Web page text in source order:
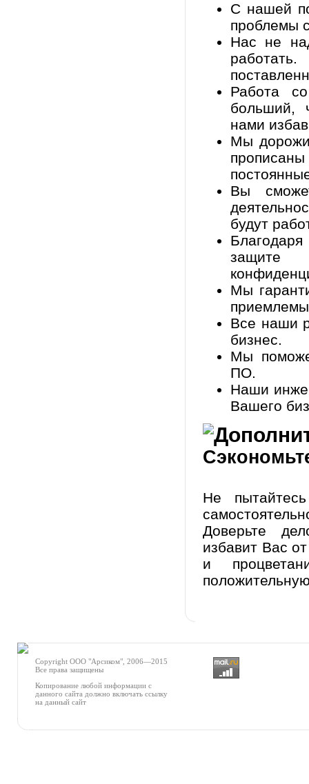
С нашей
проблемы
Нас не
Работа
больший,
нами
Мы
Вы
будут
защите
Мы
Все наши
бизнес.
Мы
ПО.
Наши
Вашего
Не
Доверьте
избавит Вас
и
Copyright ООО "Арсиком" , 2006—2015
Все права защищены
Копирование любой информации с
данного сайта должно включать ссылку
на данный сайт